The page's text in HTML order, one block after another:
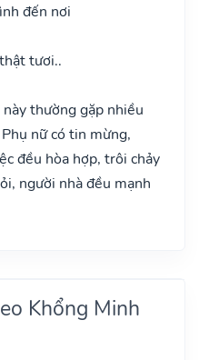
đến nơi
tươi..
thường gặp nhiều
nữ có tin mừng,
đều hòa hợp, trôi chảy
người nhà đều mạnh
Khổng Minh